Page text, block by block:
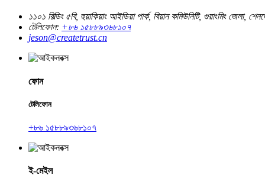
১১০১ বিল্ডিং ৫বি, হুয়াকিয়াং আইডিয়া পার্ক, বিয়ান কমিউনিটি, গুয়াংমিং জেলা,
টেলিফোন: +৮৬ ১৫৮৮৯৩৬৮১০৭
jeson@createtrust.cn
ফোন
টেলিফোন
+৮৬ ১৫৮৮৯৩৬৮১০৭
ই-মেইল